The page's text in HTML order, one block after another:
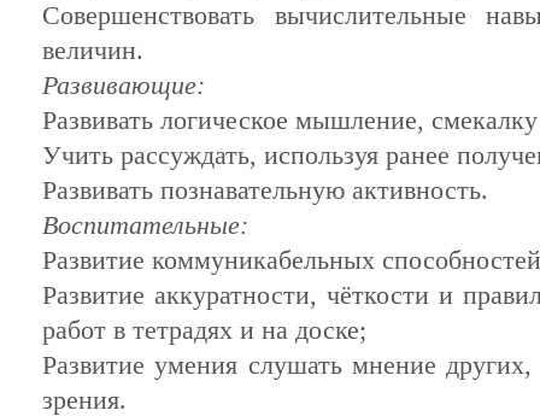
Совершенствовать вычислительные
величин.
Развивающие:
Развивать логическое мышление,
Учить рассуждать, используя ранее
Развивать познавательную активность.
Воспитательные:
Развитие коммуникабельных
Развитие аккуратности, чёткости и
работ в тетрадях и на доске;
Развитие умения слушать мнение
зрения.